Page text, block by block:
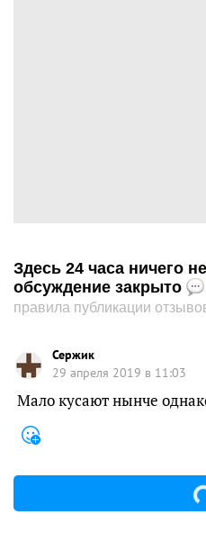
Здесь 24 часа ничего
обсуждение закрыто
правила публикации
Сержик
29 апреля 2019 в 11:03
Мало кусают нынче